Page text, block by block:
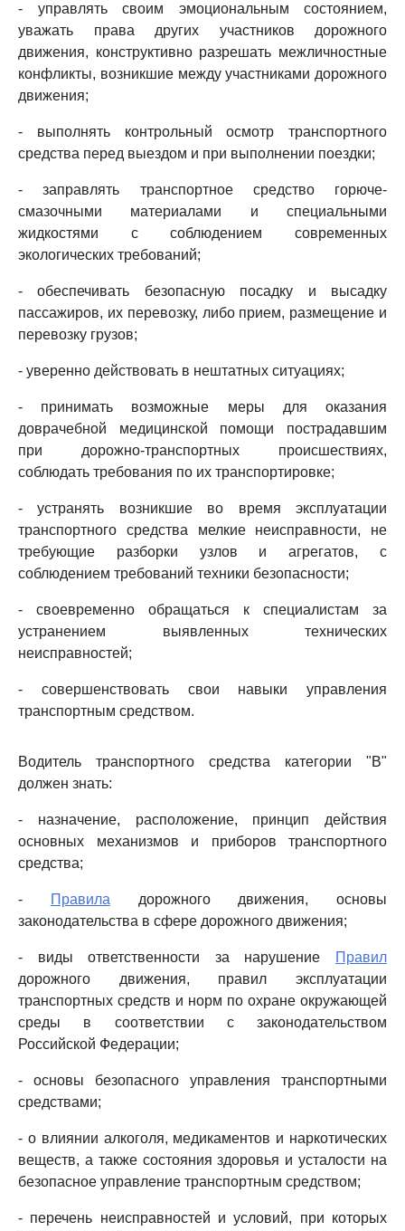
- управлять своим эмоциональным состоянием,
уважать права других участников дорожного
движения, конструктивно разрешать межличностные
конфликты, возникшие между участниками дорожного
движения;
- выполнять контрольный осмотр транспортного
средства перед выездом и при выполнении поездки;
- заправлять транспортное средство горюче-
смазочными материалами и специальными
жидкостями с соблюдением современных
экологических требований;
- обеспечивать безопасную посадку и высадку
пассажиров, их перевозку, либо прием, размещение и
перевозку грузов;
- уверенно действовать в нештатных ситуациях;
- принимать возможные меры для оказания
доврачебной медицинской помощи пострадавшим
при дорожно-транспортных происшествиях,
соблюдать требования по их транспортировке;
- устранять возникшие во время эксплуатации
транспортного средства мелкие неисправности, не
требующие разборки узлов и агрегатов, с
соблюдением требований техники безопасности;
- своевременно обращаться к специалистам за
устранением выявленных технических
неисправностей;
- совершенствовать свои навыки управления
транспортным средством.
Водитель транспортного средства категории "B"
должен знать:
- назначение, расположение, принцип действия
основных механизмов и приборов транспортного
средства;
- Правила дорожного движения, основы
законодательства в сфере дорожного движения;
- виды ответственности за нарушение
Правил
дорожного движения, правил эксплуатации
транспортных средств и норм по охране окружающей
среды в соответствии с законодательством
Российской Федерации;
- основы безопасного управления транспортными
средствами;
- о влиянии алкоголя, медикаментов и наркотических
веществ, а также состояния здоровья и усталости на
безопасное управление транспортным средством;
- перечень неисправностей и условий, при которых